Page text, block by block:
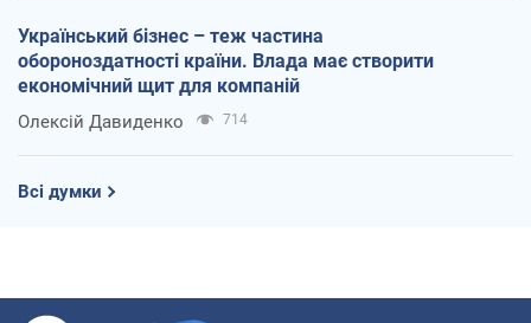
Український бізнес – теж частина
обороноздатності країни. Влада має створити
економічний щит для компаній
Олексій Давиденко 714
Всі думки